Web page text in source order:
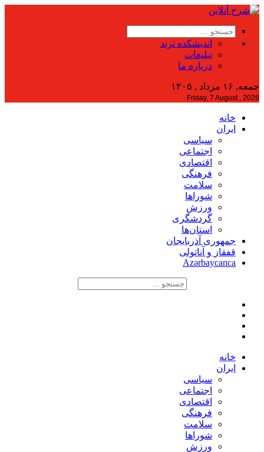
اندیشکده ترند
تبلیغات
درباره ما
جمعه, ۱۶ مرداد , ۱۴۰۵
Friday, 7 August , 2026
خانه
ایران
سیاسی
اجتماعی
اقتصادی
فرهنگی
سلامت
شوراها
ورزش
گردشگری
استان‌ها
جمهوری آذربایجان
قفقاز و آناتولی
Azərbaycanca
خانه
ایران
سیاسی
اجتماعی
اقتصادی
فرهنگی
سلامت
شوراها
ورزش